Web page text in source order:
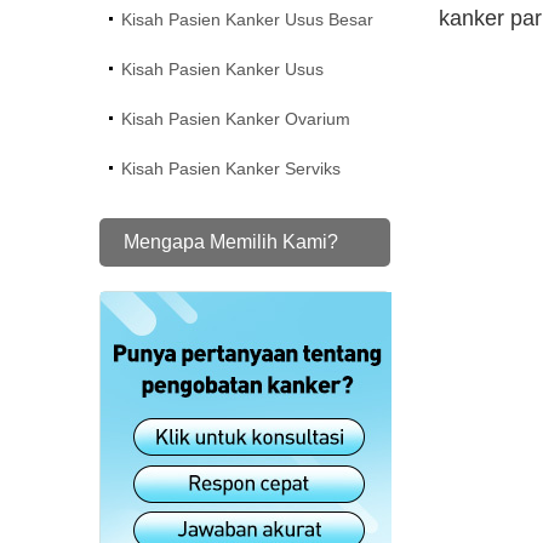
kanker
Kisah Pasien Kanker Usus Besar
Kisah Pasien Kanker Usus
Kisah Pasien Kanker Ovarium
Kisah Pasien Kanker Serviks
Mengapa Memilih Kami?